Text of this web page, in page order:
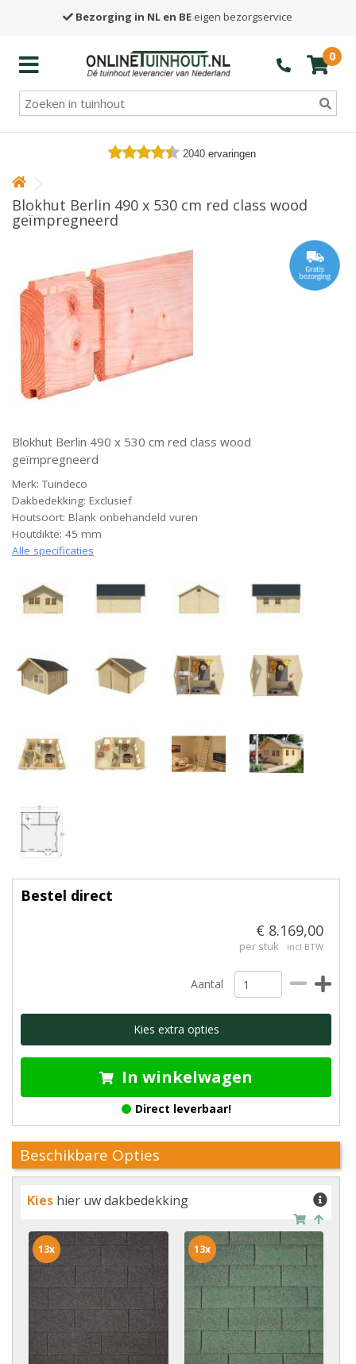
Bezorging in NL en BE eigen bezorgservice
0
2040 ervaringen
Blokhut Berlin 490 x 530 cm red class wood
geïmpregneerd
Blokhut Berlin 490 x 530 cm red class wood
geïmpregneerd
Merk: Tuindeco
Dakbedekking: Exclusief
Houtsoort: Blank onbehandeld vuren
Houtdikte: 45 mm
Alle specificaties
Bestel direct
€ 8.169,00
per stuk incl BTW
Aantal
Kies extra opties
In winkelwagen
Direct leverbaar!
Beschikbare Opties
Kies hier uw dakbedekking
13x 13x